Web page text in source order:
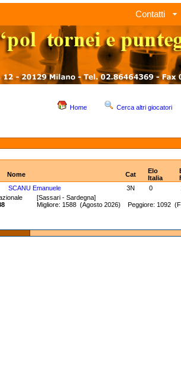
Contatti
Home Cerca altri giocatori
Nome
Cat
Elo
Italia
SCANU Emanuele
3N 0
[Sassari - Sardegna]
Migliore: 1588 (Agosto 2026) Peggiore: 1092